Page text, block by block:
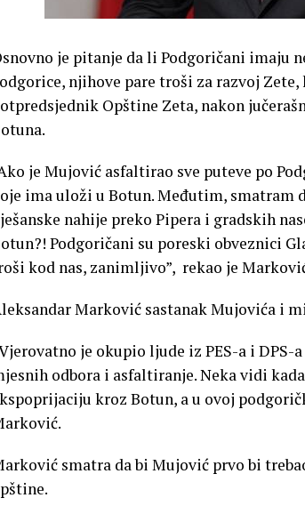
je pitanje da li Podgoričani imaju
njihove pare troši za razvoj
Opštine Zeta, nakon
je Mujović asfaltirao sve puteve po
ima uloži u Botun. Međutim, smatram
nahije preko Pipera i gradskih
Podgoričani su poreski obveznici
kod nas, zanimljivo”, rekao je
Marković sastanak Mujovića i
je okupio ljude iz PES-a i
odbora i asfaltiranje. Neka vidi
kroz Botun, a u ovoj
smatra da bi Mujović prvo bi